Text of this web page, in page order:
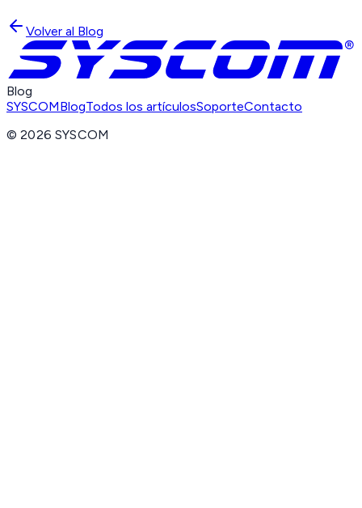
Volver al Blog
Blog
SYSCOMBlogTodos los artículosSoporteContacto
©2026 SYSCOM